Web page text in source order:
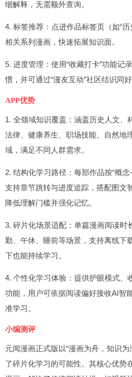
细解释，无需额外查询。
4. 标签推荐：点进作品标签页（如“历
相关系列漫画，快速拓展知识面。
5. 进度管理：使用“收藏打卡”功能记
惯，并可通过“漫友互动”社区结识同好
APP优势
1. 全领域知识覆盖：涵盖历史人文、
法律、健康养生、职场技能、自然地
域，满足不同人群需求。
2. 结构化学习路径：每部作品按“概
支持章节跳转与进度追踪，搭配图文
降低理解门槛并强化记忆。
3. 碎片化场景适配：单篇漫画阅读时
勤、午休、睡前等场景，支持离线下
下也能持续学习。
4. 个性化学习体验：提供护眼模式、
功能，用户可依据阅读偏好接收AI智
准学习。
小编测评
元阅漫画正式版以“漫画为舟，知识为
了碎片化学习的可能性。其核心优势